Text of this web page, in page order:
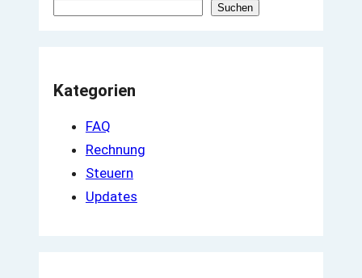
Suchen
Kategorien
FAQ
Rechnung
Steuern
Updates